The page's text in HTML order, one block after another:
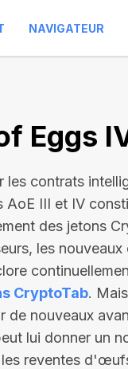
NAVIGATEUR
Eggs
les contrats
AoE III et IV
des jetons
les
CryptoTab.
de nouveaux
lui donner un
reventes